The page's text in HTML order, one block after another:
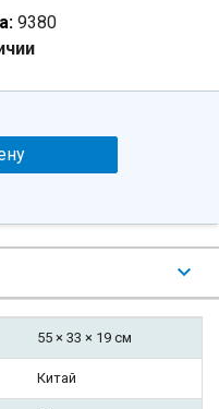
9380
55 × 33 × 19 см
Китай